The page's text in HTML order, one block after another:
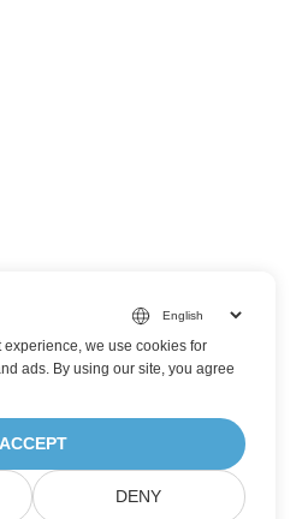
we use cookies for
ads. By using our site, you agree
ACCEPT
DENY